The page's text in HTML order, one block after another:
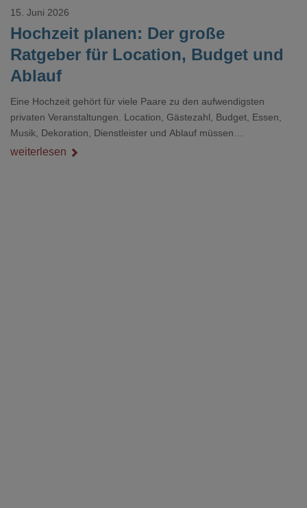
Hochzeit planen: Der große
Ratgeber für Location, Budget und
Ablauf
15. Juni 2026
Eine Hochzeit gehört für viele Paare zu den aufwendigsten
privaten Veranstaltungen. Location, Gästezahl, Budget, Essen,
Musik, Dekoration, Dienstleister und Ablauf müssen
zusammenpassen, damit der Tag gut organisiert ist und trotzdem
weiterlesen